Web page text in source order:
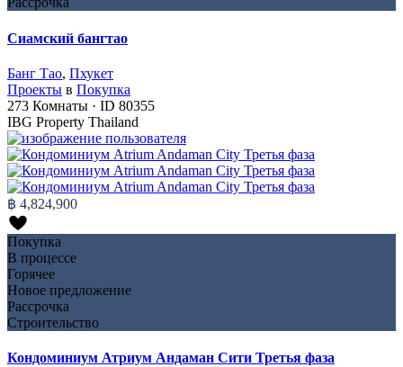
Сиамский бангтао
Банг Тао, Пхукет
Проекты в Покупка
273 Комнаты · ID 80355
IBG Property Thailand
฿ 4,824,900
Покупка
В процессе
Горячее
Новое предложение
Рассрочка
Строительство
Кондоминиум Атриум Андаман Сити Третья фаза